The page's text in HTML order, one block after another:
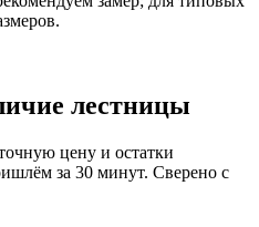
лестницы
цену и остатки
за 30 минут. Сверено с